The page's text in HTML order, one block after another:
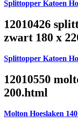
Splittopper Katoen
12010426
zwart 180 x
Splittopper Katoen
12010550
200.html
Molton Hoeslaken